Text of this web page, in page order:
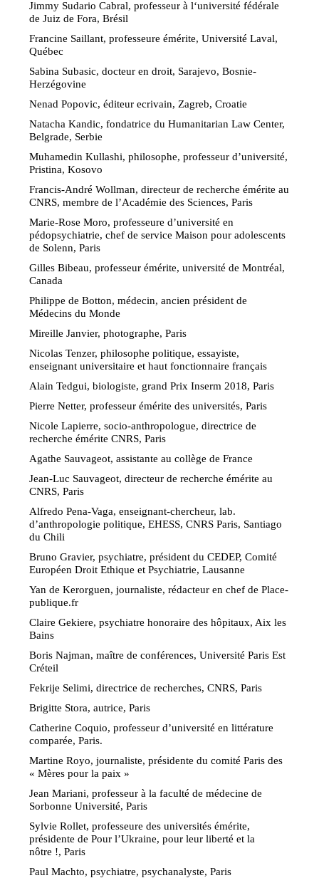
Jimmy Sudario Cabral, professeur à l‘université fédérale
de Juiz de Fora, Brésil
Francine Saillant, professeure émérite, Université Laval,
Québec
Sabina Subasic, docteur en droit, Sarajevo, Bosnie-
Herzégovine
Nenad Popovic, éditeur ecrivain, Zagreb, Croatie
Natacha Kandic, fondatrice du Humanitarian Law Center,
Belgrade, Serbie
Muhamedin Kullashi, philosophe, professeur d’université,
Pristina, Kosovo
Francis-André Wollman, directeur de recherche émérite au
CNRS, membre de l’Académie des Sciences, Paris
Marie-Rose Moro, professeure d’université en
pédopsychiatrie, chef de service Maison pour adolescents
de Solenn, Paris
Gilles Bibeau, professeur émérite, université de Montréal,
Canada
Philippe de Botton, médecin, ancien président de
Médecins du Monde
Mireille Janvier, photographe, Paris
Nicolas Tenzer, philosophe politique, essayiste,
enseignant universitaire et haut fonctionnaire français
Alain Tedgui, biologiste, grand Prix Inserm 2018, Paris
Pierre Netter, professeur émérite des universités, Paris
Nicole Lapierre, socio-anthropologue, directrice de
recherche émérite CNRS, Paris
Agathe Sauvageot, assistante au collège de France
Jean-Luc Sauvageot, directeur de recherche émérite au
CNRS, Paris
Alfredo Pena-Vaga, enseignant-chercheur, lab.
d’anthropologie politique, EHESS, CNRS Paris, Santiago
du Chili
Bruno Gravier, psychiatre, président du CEDEP, Comité
Européen Droit Ethique et Psychiatrie, Lausanne
Yan de Kerorguen, journaliste, rédacteur en chef de Place-
publique.fr
Claire Gekiere, psychiatre honoraire des hôpitaux, Aix les
Bains
Boris Najman, maître de conférences, Université Paris Est
Créteil
Fekrije Selimi, directrice de recherches, CNRS, Paris
Brigitte Stora, autrice, Paris
Catherine Coquio, professeur d’université en littérature
comparée, Paris.
Martine Royo, journaliste, présidente du comité Paris des
« Mères pour la paix »
Jean Mariani, professeur à la faculté de médecine de
Sorbonne Université, Paris
Sylvie Rollet, professeure des universités émérite,
présidente de Pour l’Ukraine, pour leur liberté et la
nôtre !, Paris
Paul Machto, psychiatre, psychanalyste, Paris